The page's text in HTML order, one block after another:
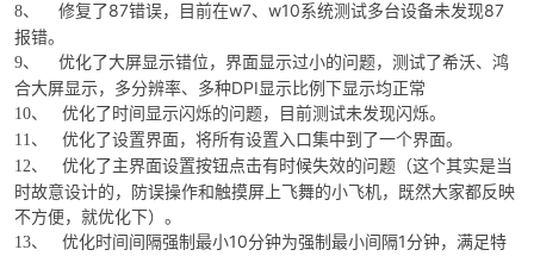
8、 修复了87错误，目前在w7、w10系统测试多台设备未发现87
报错。
9、 优化了大屏显示错位，界面显示过小的问题，测试了希沃、鸿
合大屏显示，多分辨率、多种DPI显示比例下显示均正常
10、 优化了时间显示闪烁的问题，目前测试未发现闪烁。
11、 优化了设置界面，将所有设置入口集中到了一个界面。
12、 优化了主界面设置按钮点击有时候失效的问题（这个其实是当
时故意设计的，防误操作和触摸屏上飞舞的小飞机，既然大家都反映
不方便，就优化下）。
13、 优化时间间隔强制最小10分钟为强制最小间隔1分钟，满足特